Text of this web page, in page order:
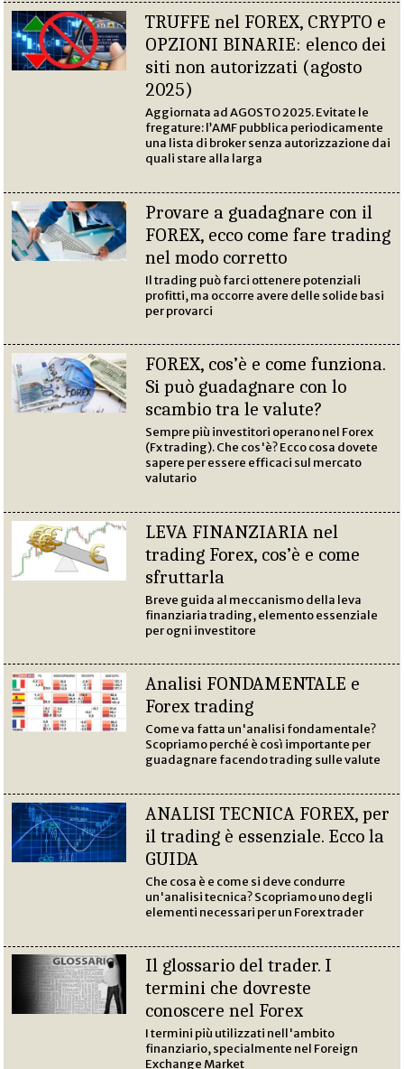
TRUFFE nel FOREX, CRYPTO e
OPZIONI BINARIE: elenco dei
siti non autorizzati (agosto
2025)
Aggiornata ad AGOSTO 2025. Evitate le
fregature: l’AMF pubblica periodicamente
una lista di broker senza autorizzazione dai
quali stare alla larga
Provare a guadagnare con il
FOREX, ecco come fare trading
nel modo corretto
Il trading può farci ottenere potenziali
profitti, ma occorre avere delle solide basi
per provarci
FOREX, cos’è e come funziona.
Si può guadagnare con lo
scambio tra le valute?
Sempre più investitori operano nel Forex
(Fx trading). Che cos'è? Ecco cosa dovete
sapere per essere efficaci sul mercato
valutario
LEVA FINANZIARIA nel
trading Forex, cos’è e come
sfruttarla
Breve guida al meccanismo della leva
finanziaria trading, elemento essenziale
per ogni investitore
Analisi FONDAMENTALE e
Forex trading
Come va fatta un'analisi fondamentale?
Scopriamo perché è così importante per
guadagnare facendo trading sulle valute
ANALISI TECNICA FOREX, per
il trading è essenziale. Ecco la
GUIDA
Che cosa è e come si deve condurre
un'analisi tecnica? Scopriamo uno degli
elementi necessari per un Forex trader
Il glossario del trader. I
termini che dovreste
conoscere nel Forex
I termini più utilizzati nell'ambito
finanziario, specialmente nel Foreign
Exchange Market